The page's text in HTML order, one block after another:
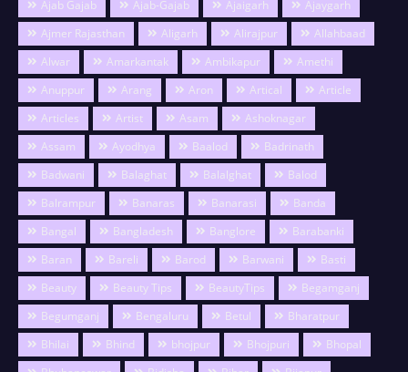
Ajab Gajab
Ajab-Gajab Ajaigarh
Ajaygarh
Ajmer Rajasthan
Aligarh Alirajpur
Allahbaad
Alwar
Amarkantak Ambikapur
Amethi
Anuppur
Arang Aron Artical
Article
Articles
Artist Asam
Ashoknagar
Assam
Ayodhya Baalod
Badrinath
Badwani
Balaghat Balalghat
Balod
Balrampur
Banaras Banarasi
Banda
Bangal
Bangladesh Banglore
Barabanki
Baran
Bareli Barod Barwani
Basti
Beauty
Beauty Tips BeautyTips
Begamganj
Begumganj
Bengaluru Betul
Bharatpur
Bhilai
Bhind bhojpur Bhojpuri
Bhopal